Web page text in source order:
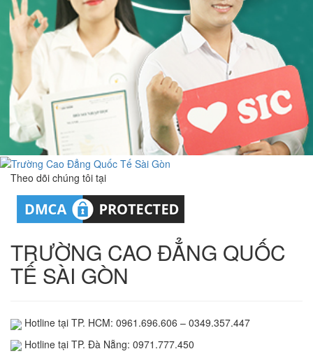
Theo dõi chúng tôi tại
TRƯỜNG CAO ĐẲNG QUỐC
TẾ SÀI GÒN
Hotline tại TP. HCM: 0961.696.606 – 0349.357.447
Hotline tại TP. Đà Nẵng: 0971.777.450